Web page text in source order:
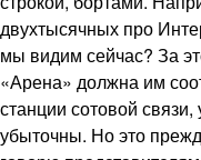
двухтысячных про
мы видим сейчас? За
«Арена» должна им
станции сотовой
убыточны. Но это